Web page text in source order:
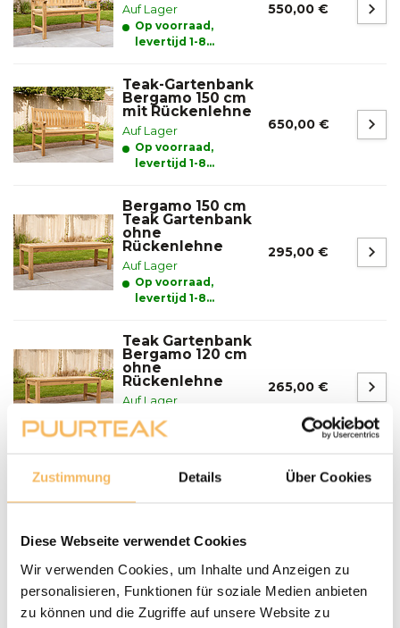
Zustimmung Details Über Cookies
Diese Webseite verwendet Cookies
Wir verwenden Cookies, um Inhalte und Anzeigen zu
personalisieren, Funktionen für soziale Medien anbieten
zu können und die Zugriffe auf unsere Website zu
Auf Lager
Op voorraad,
levertijd 1-8
550,00 €
Teak-Gartenbank
Bergamo 150 cm
mit Rückenlehne
Auf Lager
Op voorraad,
levertijd 1-8
650,00 €
Bergamo 150 cm
Teak Gartenbank
ohne
Rückenlehne
Auf Lager
Op voorraad,
levertijd 1-8
295,00 €
Teak Gartenbank
Bergamo 120 cm
ohne
Rückenlehne
Auf Lager
levertijd 1-8
265,00 €
Fragen zu einem unserer Produkte?
voor jouw inrichting.Neem contact op
Lieferung und Abholung